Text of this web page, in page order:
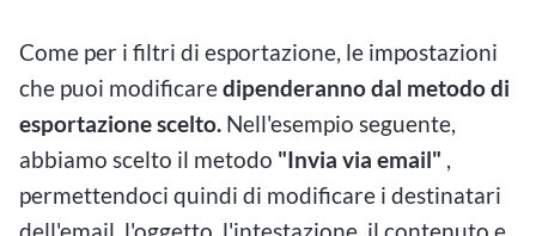
Come per i filtri di esportazione, le impostazioni
che puoi modificaredipenderanno dal metodo di
esportazione scelto. Nell'esempio seguente,
abbiamo scelto il metodo "Invia via email" ,
permettendoci quindi di modificare i destinatari